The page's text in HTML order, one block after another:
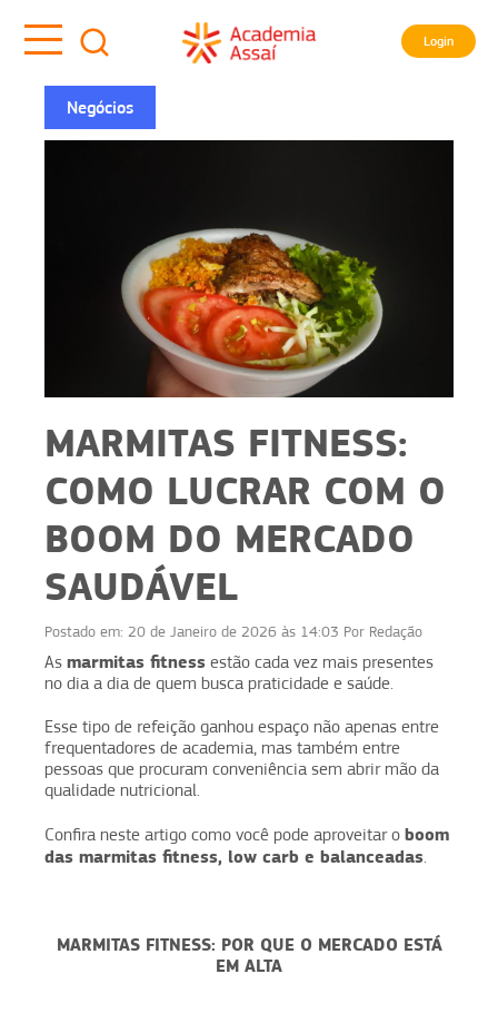
Login
Negócios
MARMITAS FITNESS:
COMO LUCRAR COM O
BOOM DO MERCADO
SAUDÁVEL
Postado em: 20 de Janeiro de 2026 às 14:03 Por Redação
As marmitas fitness estão cada vez mais presentes
no dia a dia de quem busca praticidade e saúde.
Esse tipo de refeição ganhou espaço não apenas entre
frequentadores de academia, mas também entre
pessoas que procuram conveniência sem abrir mão da
qualidade nutricional.
Confira neste artigo como você pode aproveitar o boom
das marmitas fitness, low carb e balanceadas.
MARMITAS FITNESS: POR QUE O MERCADO ESTÁ
EM ALTA